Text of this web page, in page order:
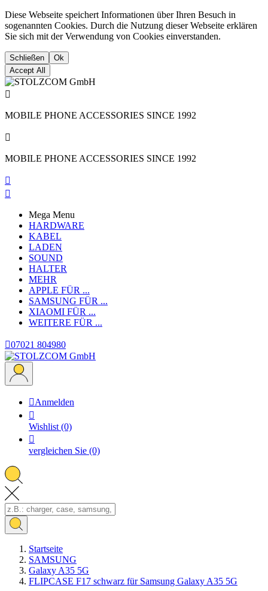
Diese Webseite speichert Informationen über Ihren Besuch in
sogenannten Cookies. Durch die Nutzung dieser Webseite erklären
Sie sich mit der Verwendung von Cookies einverstanden.
Schließen
Ok
Accept All

MOBILE PHONE ACCESSORIES SINCE 1992

MOBILE PHONE ACCESSORIES SINCE 1992


Mega Menu
HARDWARE
KABEL
LADEN
SOUND
HALTER
MEHR
APPLE FÜR ...
SAMSUNG FÜR ...
XIAOMI FÜR ...
WEITERE FÜR ...
07021 804980
Anmelden

Wishlist (0)

vergleichen Sie (0)
Startseite
SAMSUNG
Galaxy A35 5G
FLIPCASE F17 schwarz für Samsung Galaxy A35 5G